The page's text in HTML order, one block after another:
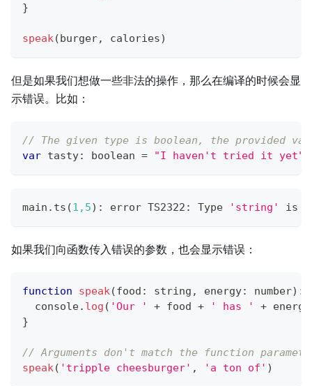
}
speak( burger, calories)
但是如果我们想做一些非法的操作，那么在编译的时候会显
示错误。比如：
// The given type is boolean, the provided
var tasty: boolean = "I haven't tried it yet"
main.ts (1,5) : error TS2322: Type 'string' is
如果我们向函数传入错误的参数，也会显示错误：
function speak(food : string , energy: number) :
console. log ( 'Our ' + food + ' has ' +
}
// Arguments don't match the function
speak( 'tripple cheesburger' , 'a ton of' )